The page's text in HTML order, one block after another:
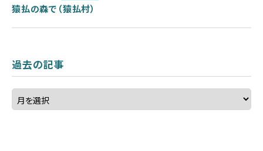
猿払の森で（猿払村）
過去の記事